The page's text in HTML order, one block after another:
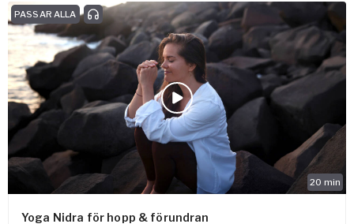
20 min
PASSAR ALLA
Yoga Nidra för hopp & förundran